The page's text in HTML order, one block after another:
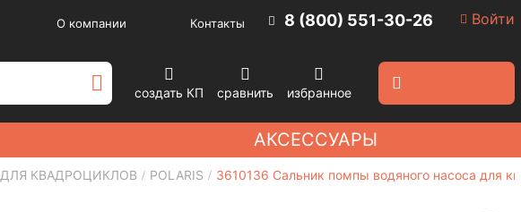
О компании Контакты 8 (800) 551-30-26 Войти
создать КП сравнить избранное
АКСЕССУАРЫ
ДЛЯ КВАДРОЦИКЛОВ POLARIS 3610136 Сальник помпы водяного насоса для